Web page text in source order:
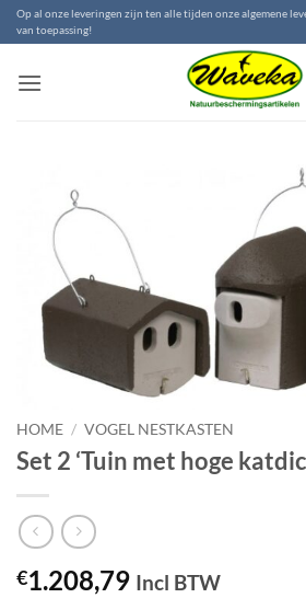
Ga
naar
Op al onze leveringen zijn ten alle tijden onze algemene
van toepassing!
HOME / VOGEL NESTKASTEN
Set 2 ‘Tuin met hoge
€1.208,79 Incl BTW